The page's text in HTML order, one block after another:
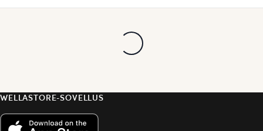
WELLASTORE-SOVELLUS